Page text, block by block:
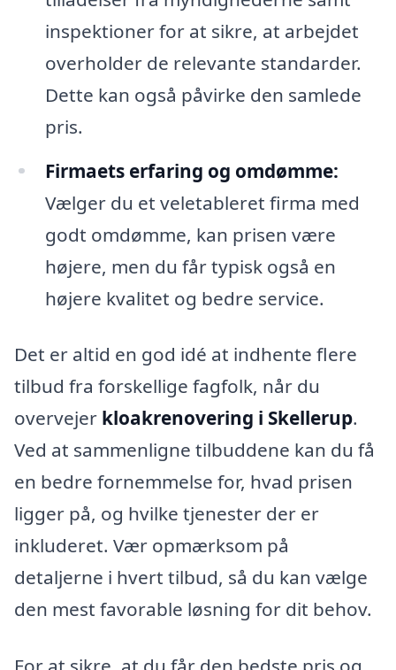
inspektioner for at sikre, at arbejdet
overholder de relevante standarder.
Dette kan også påvirke den samlede
pris.
Firmaets erfaring og omdømme:
Vælger du et veletableret firma med
godt omdømme, kan prisen være
højere, men du får typisk også en
højere kvalitet og bedre service.
Det er altid en god idé at indhente flere
tilbud fra forskellige fagfolk, når du
overvejer kloakrenovering i Skellerup.
Ved at sammenligne tilbuddene kan du få
en bedre fornemmelse for, hvad prisen
ligger på, og hvilke tjenester der er
inkluderet. Vær opmærksom på
detaljerne i hvert tilbud, så du kan vælge
den mest favorable løsning for dit behov.